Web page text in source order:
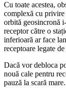
Cu toate acestea,
complexă cu privire
orbită geosincronă
receptor către o
inferioară ar face
receptoare legate
Dacă vor debloca
nouă cale pentru
pauză la scară mare.